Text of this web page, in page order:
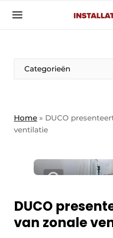
Aanmelden
Banner overzicht
BedrijvenAanmelden
Contact
Evenement
Meest gelezen
Podcasts
Privacy / Cookie
Categorieën
Panelgesprek
HVAC
Home » DUCO
ventilatie
DUCO
van zonale